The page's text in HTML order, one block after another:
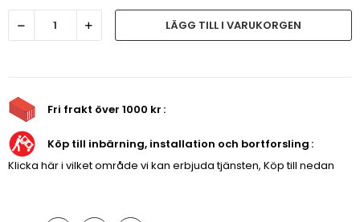
LÄGG TILL I VARUKORGEN
Fri frakt över 1000 kr
Köp till inbärning, installation och bortforsling
Klicka här i vilket område vi kan erbjuda tjänsten, Köp till nedan